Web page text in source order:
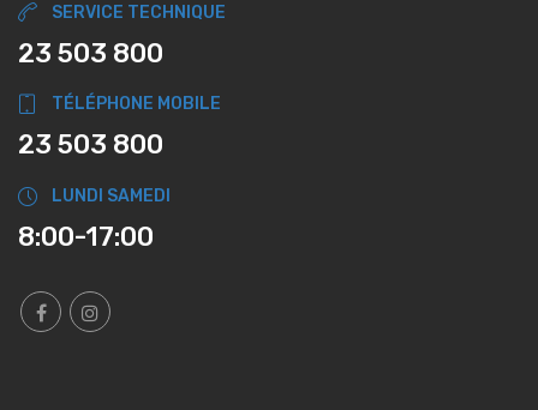
SERVICE TECHNIQUE
23 503 800
TÉLÉPHONE MOBILE
23 503 800
LUNDI SAMEDI
8:00-17:00